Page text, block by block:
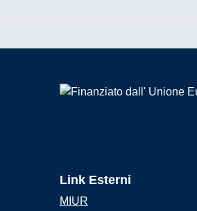
Link Esterni
MIUR